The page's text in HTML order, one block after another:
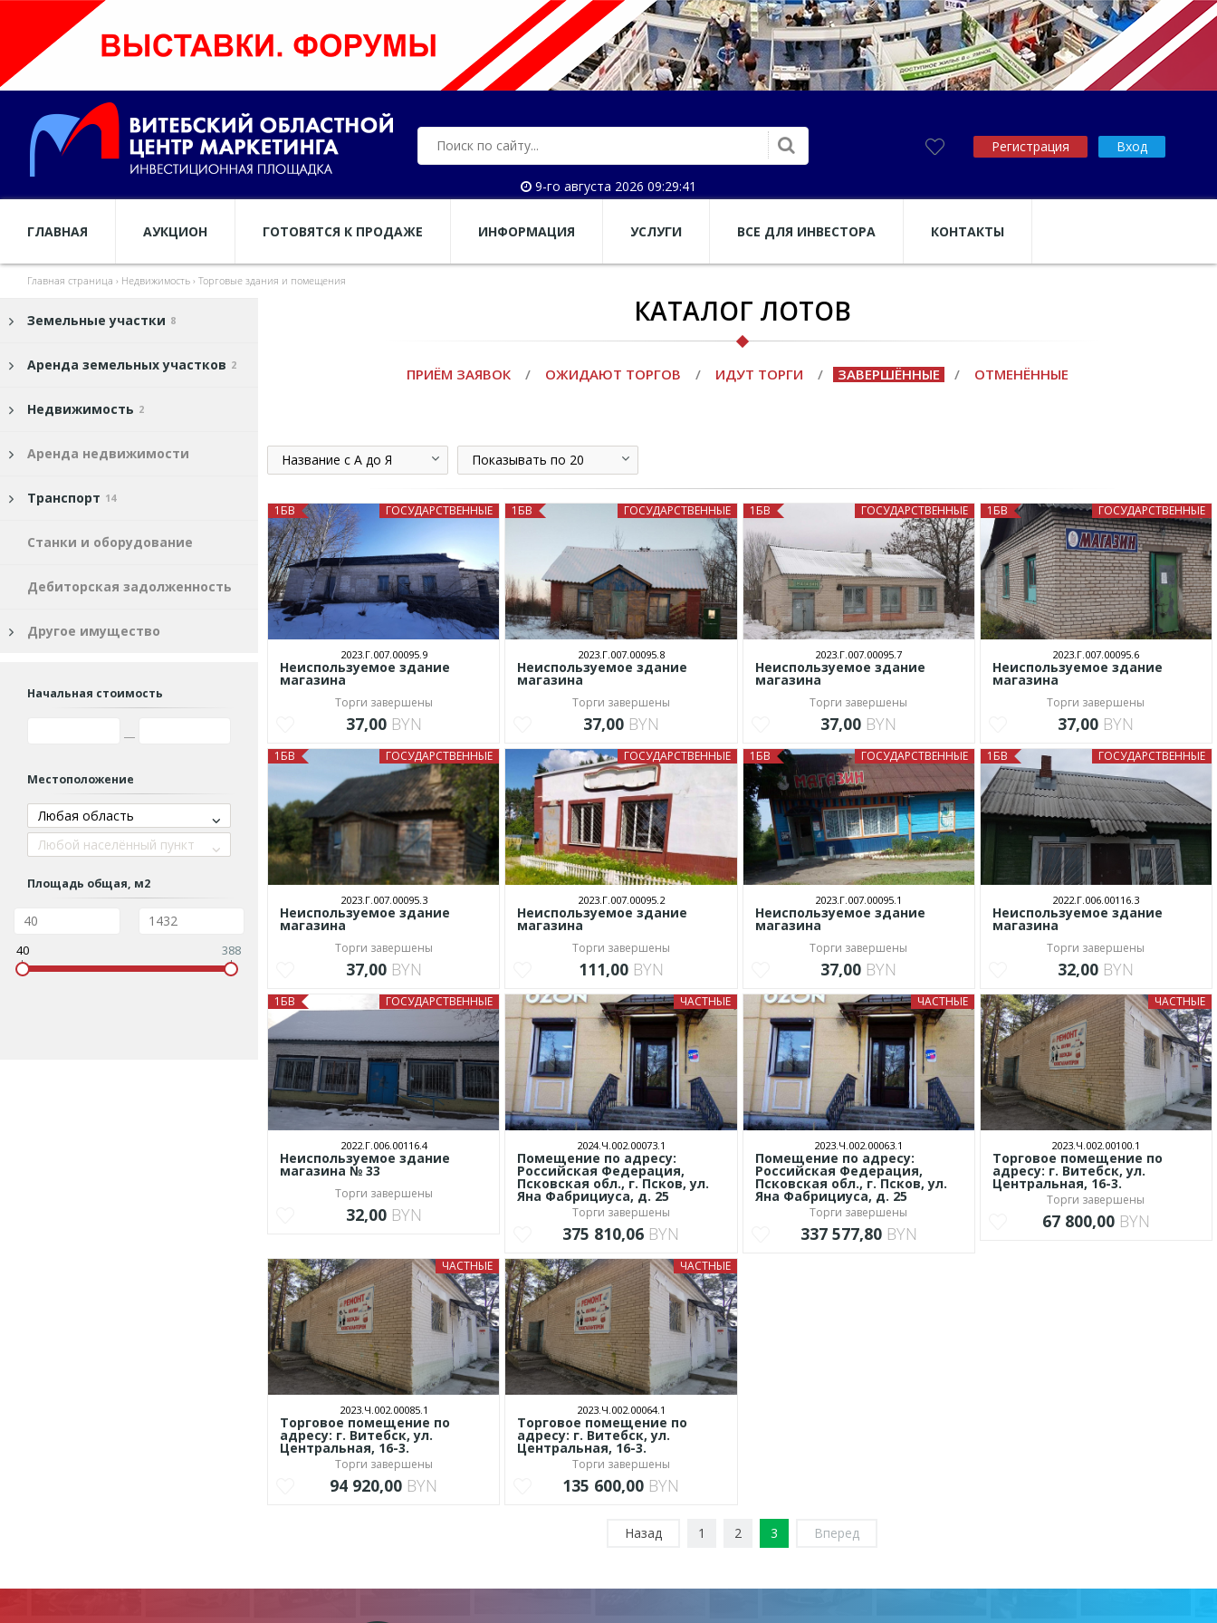
Регистрация Вход
9-го августа 2026 09:29:42
ГЛАВНАЯ АУКЦИОН ГОТОВЯТСЯ К ПРОДАЖЕ ИНФОРМАЦИЯ УСЛУГИ ВСЕ ДЛЯ ИНВЕСТОРА КОНТАКТЫ
Главная страница › Недвижимость › Торговые здания и помещения
Земельные участки 8
Аренда земельных участков 2
Недвижимость 2
Аренда недвижимости
Транспорт 14
Станки и оборудование
Дебиторская задолженность
Другое имущество
Начальная стоимость
Местоположение
Любая область
Любой населённый пункт
Площадь общая, м2
40 388
КАТАЛОГ ЛОТОВ
ПРИЁМ ЗАЯВОК / ОЖИДАЮТ ТОРГОВ / ИДУТ ТОРГИ / ЗАВЕРШЁННЫЕ / ОТМЕНЁННЫЕ
Название с А до Я Показывать по 20
ГОСУДАРСТВЕННЫЕ
1БВ
2023.Г.007.00095.9
Неиспользуемое здание
магазина
Торги завершены
37,00 BYN
ГОСУДАРСТВЕННЫЕ
1БВ
2023.Г.007.00095.8
Неиспользуемое здание
магазина
Торги завершены
37,00 BYN
ГОСУДАРСТВЕННЫЕ
1БВ
2023.Г.007.00095.7
Неиспользуемое здание
магазина
Торги завершены
37,00 BYN
ГОСУДАРСТВЕННЫЕ
1БВ
2023.Г.007.00095.6
Неиспользуемое здание
магазина
Торги завершены
37,00 BYN
ГОСУДАРСТВЕННЫЕ
1БВ
2023.Г.007.00095.3
Неиспользуемое здание
магазина
Торги завершены
37,00 BYN
ГОСУДАРСТВЕННЫЕ
2023.Г.007.00095.2
Неиспользуемое здание
магазина
Торги завершены
111,00 BYN
ГОСУДАРСТВЕННЫЕ
1БВ
2023.Г.007.00095.1
Неиспользуемое здание
магазина
Торги завершены
37,00 BYN
ГОСУДАРСТВЕННЫЕ
1БВ
2022.Г.006.00116.3
Неиспользуемое здание
магазина
Торги завершены
32,00 BYN
ГОСУДАРСТВЕННЫЕ
1БВ
2022.Г.006.00116.4
Неиспользуемое здание
магазина № 33
Торги завершены
32,00 BYN
ЧАСТНЫЕ
2024.Ч.002.00073.1
Помещение по адресу:
Российская Федерация,
Псковская обл., г. Псков, ул.
Яна Фабрициуса, д. 25
Торги завершены
375 810,06 BYN
ЧАСТНЫЕ
2023.Ч.002.00063.1
Помещение по адресу:
Российская Федерация,
Псковская обл., г. Псков, ул.
Яна Фабрициуса, д. 25
Торги завершены
337 577,80 BYN
ЧАСТНЫЕ
2023.Ч.002.00100.1
Торговое помещение по
адресу: г. Витебск, ул.
Центральная, 16-3.
Торги завершены
67 800,00 BYN
ЧАСТНЫЕ
2023.Ч.002.00085.1
Торговое помещение по
адресу: г. Витебск, ул.
Центральная, 16-3.
Торги завершены
94 920,00 BYN
ЧАСТНЫЕ
2023.Ч.002.00064.1
Торговое помещение по
адресу: г. Витебск, ул.
Центральная, 16-3.
Торги завершены
135 600,00 BYN
Назад 1 2 3 Вперед